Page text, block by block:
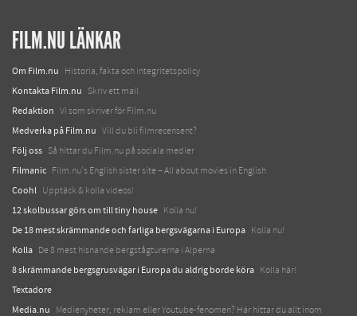
FILM.NU LÄNKAR
Om Film.nu Historia, fakta och integritetspolicy
Kontakta Film.nu Skriv ett mail
Redaktion Vi som skriver för Film.nu
Medverka på Film.nu Vill du bli filmrecensent?
Följ oss Så hittar du Film.nu på sociala medier
Filmanic Film.nu's English sister site – All about movies in English
Coohl Upptäck & kolla videos!
12 skolbussar görs om till tiny house Kolla nu!
De 18 mest skrämmande och farliga bergsvägarna i Europa Kolla nu!
Kolla De 8 mest hisnande bergstågturerna i Alperna
8 skrämmande bergsgrusvägar i Europa du aldrig borde köra Kolla här!
Textadore
Media.nu
Medienyheter, reklam eller Youtube-fenomen? Här hittar du allt inom